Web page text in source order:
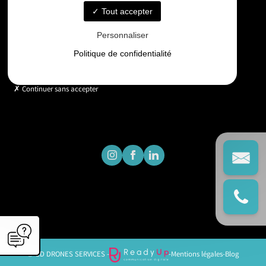
Horaires
Lundi - Vendredi : 9h - 18h
© GD DRONES SERVICES - -Mentions légales-Blog
Tout accepter
Personnaliser
Politique de confidentialité
Continuer sans accepter